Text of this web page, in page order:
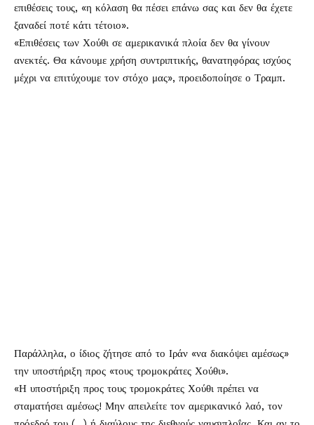
επιθέσεις τους, «η κόλαση θα πέσει επάνω σας και δεν θα έχετε
ξαναδεί ποτέ κάτι τέτοιο».
«Επιθέσεις των Χούθι σε αμερικανικά πλοία δεν θα γίνουν
ανεκτές. Θα κάνουμε χρήση συντριπτικής, θανατηφόρας ισχύος
μέχρι να επιτύχουμε τον στόχο μας», προειδοποίησε ο Τραμπ.
Παράλληλα, ο ίδιος ζήτησε από το Ιράν «να διακόψει αμέσως»
την υποστήριξη προς «τους τρομοκράτες Χούθι».
«Η υποστήριξη προς τους τρομοκράτες Χούθι πρέπει να
σταματήσει αμέσως! Μην απειλείτε τον αμερικανικό λαό, τον